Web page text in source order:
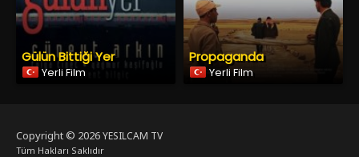
Gülün Bittiği Yer
Yerli Film
Propaganda
Yerli Film
Copyright © 2026YESILCAM TV
Tüm Hakları Saklıdır